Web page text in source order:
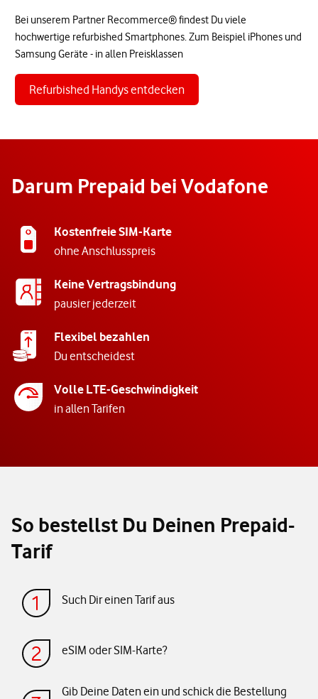
Bei unserem Partner Recommerce® findest Du viele
hochwertige refurbished Smartphones. Zum Beispiel iPhones und
Samsung Geräte - in allen Preisklassen
Refurbished Handys entdecken
Darum Prepaid bei Vodafone
Kostenfreie SIM-Karte
ohne Anschlusspreis
Keine Vertragsbindung
pausier jederzeit
Flexibel bezahlen
Du entscheidest
Volle LTE-Geschwindigkeit
in allen Tarifen
So bestellst Du Deinen Prepaid-
Tarif
Such Dir einen Tarif aus
eSIM oder SIM-Karte?
Gib Deine Daten ein und schick die Bestellung